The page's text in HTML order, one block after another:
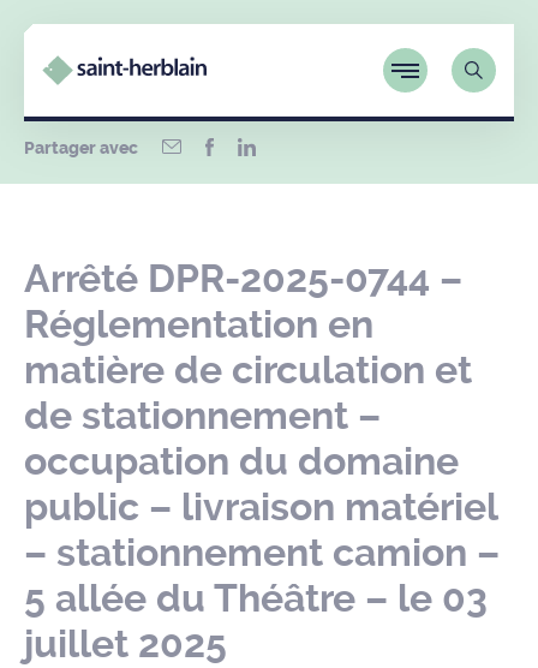
Partager avec
Arrêté DPR-2025-0744 –
Réglementation en
matière de circulation et
de stationnement –
occupation du domaine
public – livraison matériel
– stationnement camion –
5 allée du Théâtre – le 03
juillet 2025